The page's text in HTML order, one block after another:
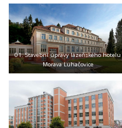
01. Stavební úpravy lázeňského hotelu
Morava Luhačovice